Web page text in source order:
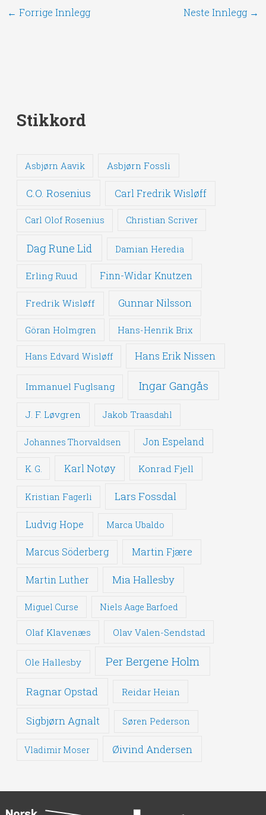
← Forrige Innlegg Neste Innlegg →
Stikkord
Asbjørn Aavik Asbjørn Fossli
C.O. Rosenius Carl Fredrik Wisløff
Carl Olof Rosenius Christian Scriver
Dag Rune Lid Damian Heredia
Erling Ruud Finn-Widar Knutzen
Fredrik Wisløff Gunnar Nilsson
Göran Holmgren Hans-Henrik Brix
Hans Edvard Wisløff Hans Erik Nissen
Immanuel Fuglsang Ingar Gangås
J. F. Løvgren Jakob Traasdahl
Johannes Thorvaldsen Jon Espeland
K. G. Karl Notøy Konrad Fjell
Kristian Fagerli Lars Fossdal
Ludvig Hope Marca Ubaldo
Marcus Söderberg Martin Fjære
Martin Luther Mia Hallesby
Miguel Curse Niels Aage Barfoed
Olaf Klavenæs Olav Valen-Sendstad
Ole Hallesby Per Bergene Holm
Ragnar Opstad Reidar Heian
Sigbjørn Agnalt Søren Pederson
Vladimir Moser Øivind Andersen